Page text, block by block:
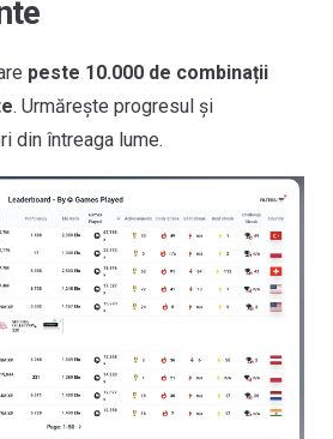
peste 10.000 de combinații
. Urmărește progresul și
din întreaga lume.